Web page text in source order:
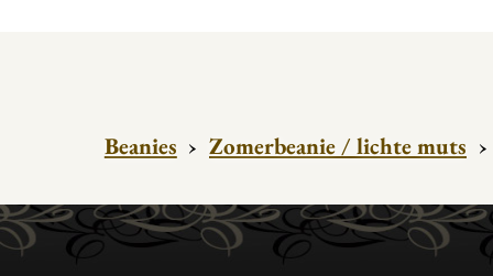
Beanies › Zomerbeanie / lichte muts ›